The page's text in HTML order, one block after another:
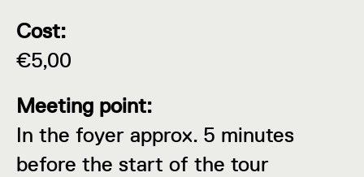
Cost:
€5,00
Meeting point:
In the foyer approx. 5 minutes
before the start of the tour